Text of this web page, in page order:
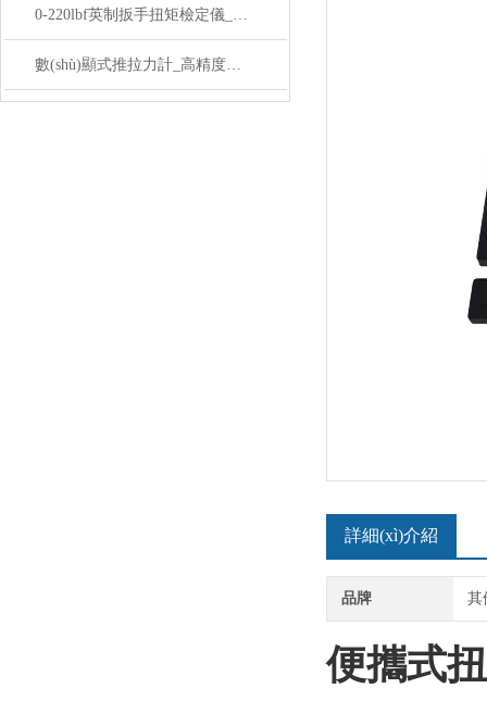
0-220lbf英制扳手扭矩檢定儀_汽修的英制扳手檢定儀
數(shù)顯式推拉力計_高精度數(shù)顯式推拉力計價格
詳細(xì)介紹
品牌 其
便攜式